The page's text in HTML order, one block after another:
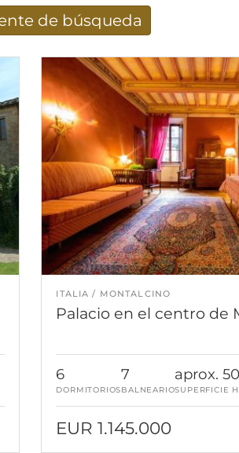
de búsqueda
ITALIA MONTALCINO
Palacio en el centro de
6
DORMITORIOS
7
BALNEARIO
aprox.
SUPERFICIE
EUR 1.145.000